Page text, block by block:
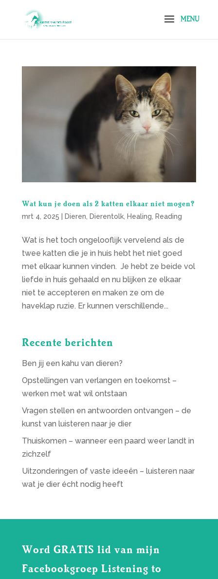
Wat kun je doen als 2 katten elkaar niet mogen?
mrt 4, 2025 Dieren Dierentolk, Healing Reading
Wat is het toch ongelooflijk vervelend als de
twee katten die je in huis hebt het niet goed
met elkaar kunnen vinden. Je hebt ze beide vol
liefde in huis gehaald en nu blijken ze elkaar
niet te accepteren en maken ze om de
haveklap ruzie. Er kunnen verschillende...
Recente berichten
Ben jij een kahu van dieren?
Opstellingen van verlangen en toekomst –
werken met wat wil ontstaan
Vragen stellen en antwoorden ontvangen – de
kunst van luisteren naar je dier
Thuiskomen – wanneer een paard weer landt in
zichzelf
Uitzonderingen of vaste ideeën – luisteren naar
wat je dier écht nodig heeft
Word GRATIS lid van mijn
Facebookgroep Listening to